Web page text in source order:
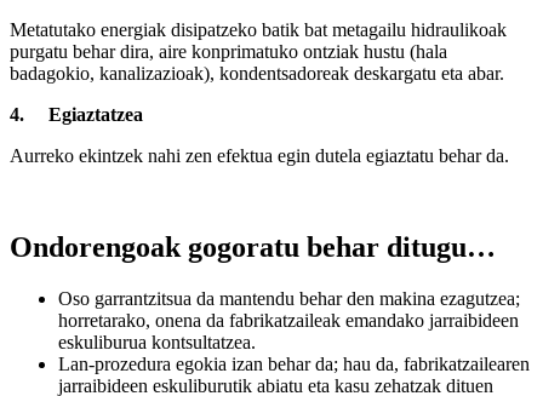
Metatutako energiak disipatzeko batik bat metagailu hidraulikoak
purgatu behar dira, aire konprimatuko ontziak hustu (hala
badagokio, kanalizazioak), kondentsadoreak deskargatu eta abar.
4. Egiaztatzea
Aurreko ekintzek nahi zen efektua egin dutela egiaztatu behar da.
Ondorengoak gogoratu behar ditugu…
Oso garrantzitsua da mantendu behar den makina ezagutzea;
horretarako, onena da fabrikatzaileak emandako jarraibideen
eskuliburua kontsultatzea.
Lan-prozedura egokia izan behar da; hau da, fabrikatzailearen
jarraibideen eskuliburutik abiatu eta kasu zehatzak dituen